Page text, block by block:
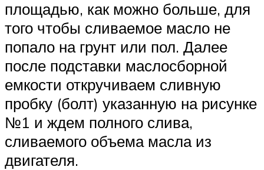
площадью, как можно больше, для
того чтобы сливаемое масло не
попало на грунт или пол. Далее
после подставки маслосборной
емкости откручиваем сливную
пробку (болт) указанную на рисунке
№1 и ждем полного слива,
сливаемого объема масла из
двигателя.